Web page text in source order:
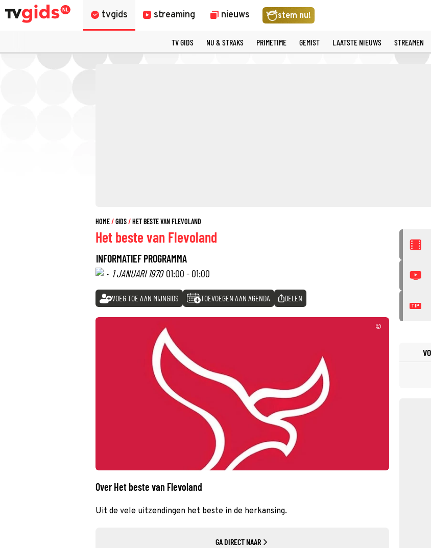
tvgids streaming nieuws stem nu!
TV GIDS NU & STRAKS PRIMETIME GEMIST LAATSTE NIEUWS STREAMEN
HOME GIDS HET BESTE VAN FLEVOLAND
Het beste van Flevoland
INFORMATIEF PROGRAMMA
· 1 JANUARI 1970 01:00 - 01:00
VOEG TOE AAN MIJNGIDS TOEVOEGEN AAN AGENDA DELEN
©
Over Het beste van Flevoland
Uit de vele uitzendingen het beste in de herkansing.
GA DIRECT NAAR
TIP